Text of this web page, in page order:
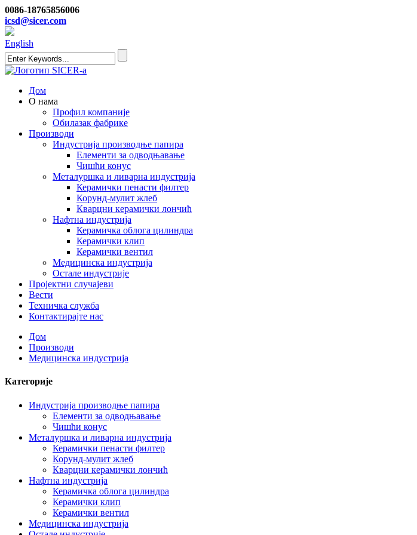
0086-18765856006
icsd@sicer.com
English
Дом
О нама
Профил компаније
Обилазак фабрике
Производи
Индустрија производње папира
Елементи за одводњавање
Чишћи конус
Металуршка и ливарна индустрија
Керамички пенасти филтер
Корунд-мулит жлеб
Кварцни керамички лончић
Нафтна индустрија
Керамичка облога цилиндра
Керамички клип
Керамички вентил
Медицинска индустрија
Остале индустрије
Пројектни случајеви
Вести
Техничка служба
Контактирајте нас
Дом
Производи
Медицинска индустрија
Категорије
Индустрија производње папира
Елементи за одводњавање
Чишћи конус
Металуршка и ливарна индустрија
Керамички пенасти филтер
Корунд-мулит жлеб
Кварцни керамички лончић
Нафтна индустрија
Керамичка облога цилиндра
Керамички клип
Керамички вентил
Медицинска индустрија